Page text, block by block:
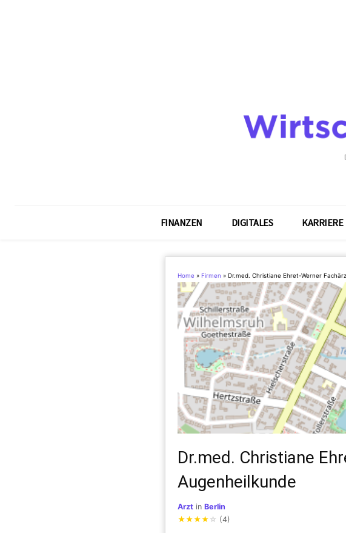
FINANZEN DIGITALES KARRIERE
Home » Firmen » Dr.med. Christiane Ehret-Werner
Dr.med. Christiane
Augenheilkunde
Arzt in Berlin
★★★★ ☆ (4)